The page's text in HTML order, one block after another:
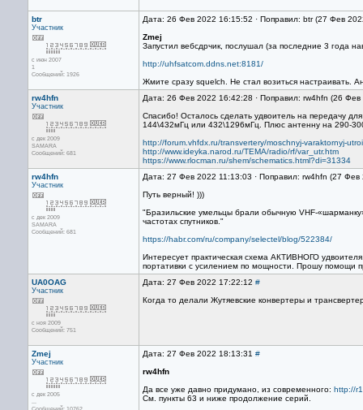
btr
Участник
с июн 2007
1
Сообщений: 1926
Дата: 26 Фев 2022 16:15:52 · Поправил: btr (27 Фев
Zmej
Запустил вебсдрчик, послушал (за последние 3 года
http://uhfsatcom.ddns.net:8181/
Жмите сразу squelch. Не стал возиться настраивать.
rw4hfn
Участник
с дек 2009
SAMARA
Сообщений: 681
Дата: 26 Фев 2022 16:42:28 · Поправил: rw4hfn (26
Спасибо! Осталось сделать удвоитель на передачу
144\432мГц или 432\1296мГц. Плюс антенну на 290-
http://forum.vhfdx.ru/transvertery/moschnyj-varaktornyj-
http://www.ideyka.narod.ru/TEMA/radio/rf/var_utr.htm
https://www.rlocman.ru/shem/schematics.html?di=31334
rw4hfn
Участник
с дек 2009
SAMARA
Сообщений: 681
Дата: 27 Фев 2022 11:13:03 · Поправил: rw4hfn (27
Путь верный! )))
"Бразильские умельцы брали обычную VHF-
частотах спутников."
https://habr.com/ru/company/selectel/blog/522384/
Интересует практическая схема АКТИВНОГО
портативки с усилением по мощности. Прошу помощи
UA0OAG
Участник
с ноя 2009
Сообщений: 751
Дата: 27 Фев 2022 17:22:12 #
Когда то делали Жутяевские конвертеры и
Zmej
Участник
с дек 2005
...
Дата: 27 Фев 2022 18:13:31 #
rw4hfn
Да все уже давно придумано, из современного: http://
См. пункты 63 и ниже продолжение серий.